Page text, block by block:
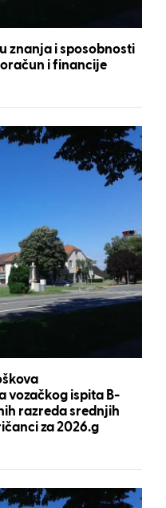
znanja i sposobnosti
i financije
vozačkog ispita B-
razreda srednjih
za 2026.g